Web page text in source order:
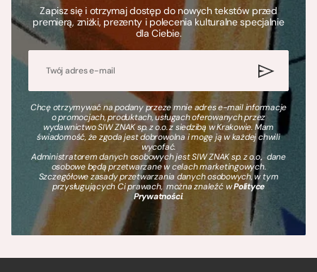
Zapisz się i otrzymaj dostęp do nowych tekstów przed
premierą, zniżki, prezenty i polecenia kulturalne specjalnie
dla Ciebie.
Chcę otrzymywać na podany przeze mnie adres e-mail informacje
o promocjach, produktach, usługach oferowanych przez
wydawnictwo SIW ZNAK sp. z o.o. z siedzibą w Krakowie. Mam
świadomość, że zgoda jest dobrowolna i mogę ją w każdej chwili
wycofać.
Administratorem danych osobowych jest SIW ZNAK sp. z o.o., dane
osobowe będą przetwarzane w celach marketingowych.
Szczegółowe zasady przetwarzania danych osobowych, w tym
przysługujących Ci prawach, można znaleźć wPolityce
Prywatności.